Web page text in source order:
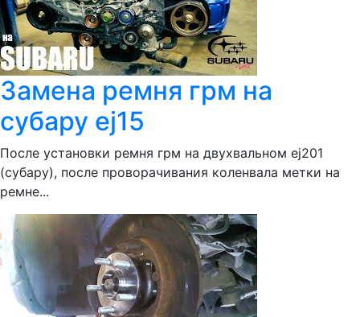
Замена ремня грм на
субару ej15
После установки ремня грм на двухвальном ej201
(субару), после проворачивания коленвала метки на
ремне...